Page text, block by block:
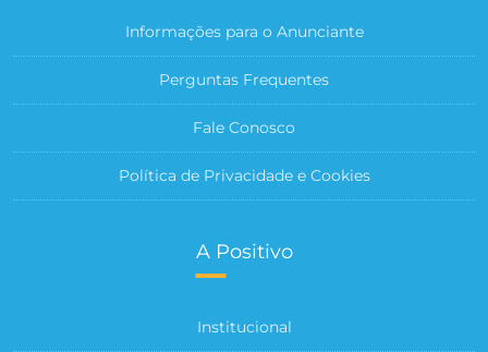
Informações para o Anunciante
Perguntas Frequentes
Fale Conosco
Política de Privacidade e Cookies
A Positivo
Institucional